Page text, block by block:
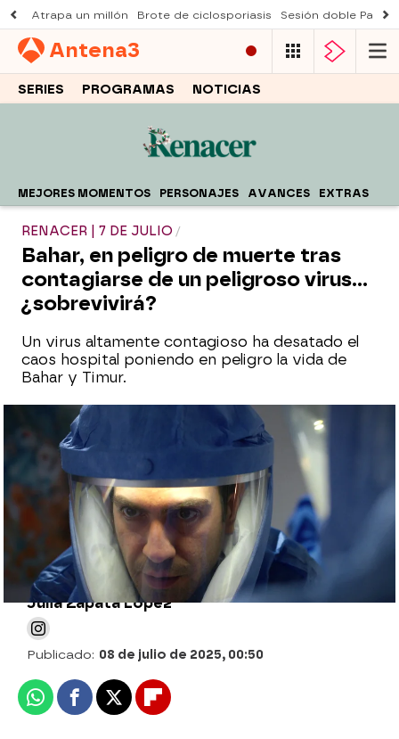
Atrapa un millón Brote de ciclosporiasis Sesión doble
Antena3
SERIES PROGRAMAS NOTICIAS
MEJORES MOMENTOS PERSONAJES AVANCES EXTRAS
RENACER | 7 DE JULIO
Bahar, en peligro de muerte tras
contagiarse de un peligroso virus...
¿sobrevivirá?
Un virus altamente contagioso ha desatado el
caos hospital poniendo en peligro la vida de
Bahar y Timur.
¡Tensión máxima! Bahar y Timur arriesgan
sus vidas al tratar a una paciente con un
virus mortal y altamente contagioso
Julia Zapata López
Publicado: 08 de julio de 2025, 00:50
WhatsappFacebook
X Flipboard